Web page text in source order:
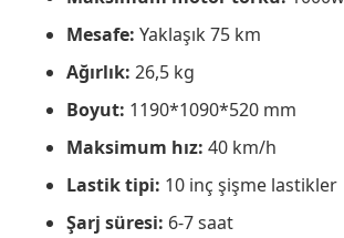
Mesafe: Yaklaşık 75 km
Ağırlık: 26,5 kg
Boyut: 1190*1090*520 mm
Maksimum hız: 40 km/h
Lastik tipi: 10 inç şişme lastikler
Şarj süresi: 6-7 saat